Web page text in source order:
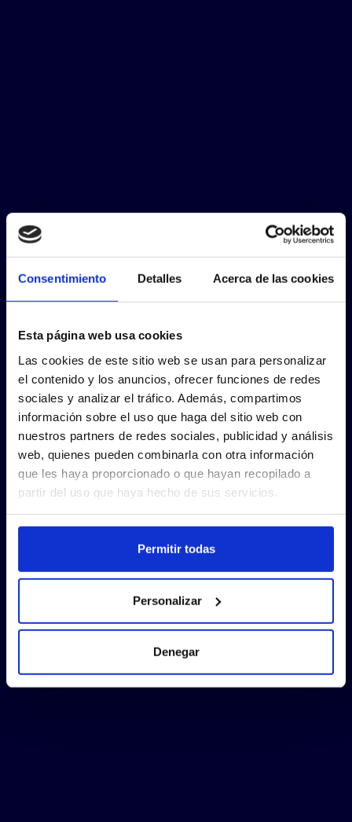
Consentimiento Detalles Acerca de las cookies
Esta página web usa cookies
Las cookies de este sitio web se usan para personalizar
el contenido y los anuncios, ofrecer funciones de redes
sociales y analizar el tráfico. Además, compartimos
información sobre el uso que haga del sitio web con
nuestros partners de redes sociales, publicidad y análisis
web, quienes pueden combinarla con otra información
que les haya proporcionado o que hayan recopilado a
partir del uso que haya hecho de sus servicios.
Permitir todas
Personalizar
Denegar